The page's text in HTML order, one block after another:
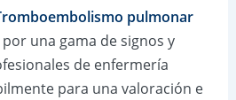
pulmonar
una gama de signos y
de enfermería
para una valoración e